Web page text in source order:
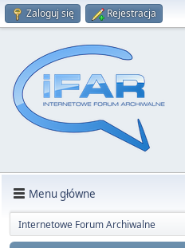
Zaloguj się Rejestracja
Menu główne
Internetowe Forum Archiwalne